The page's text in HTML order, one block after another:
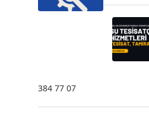
384 77 07